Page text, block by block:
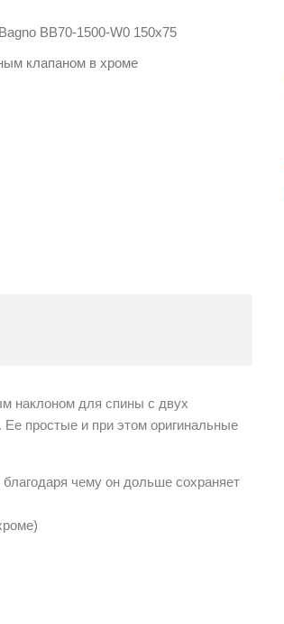
BB70-1500-W0 150x75
клапаном в хроме
наклоном для спины с двух
простые и при этом оригинальные
чему он дольше сохраняет